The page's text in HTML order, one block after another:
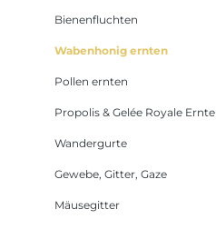
Bienenfluchten
Wabenhonig ernten
Pollen ernten
Propolis & Gelée Royale Ernte
Wandergurte
Gewebe, Gitter, Gaze
Mäusegitter